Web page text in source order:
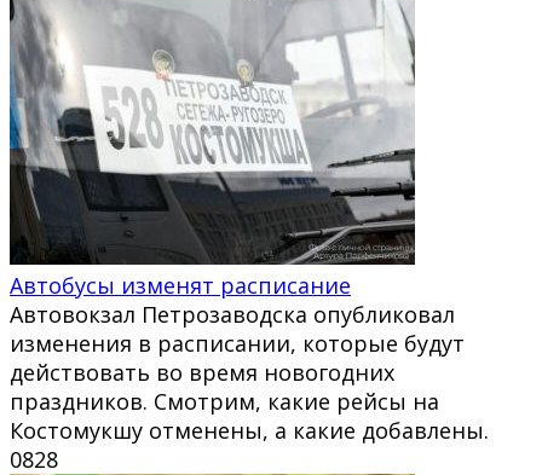
Автобусы изменят расписание
Автовокзал Петрозаводска опубликовал
изменения в расписании, которые будут
действовать во время новогодних
праздников. Смотрим, какие рейсы на
Костомукшу отменены, а какие добавлены.
0828